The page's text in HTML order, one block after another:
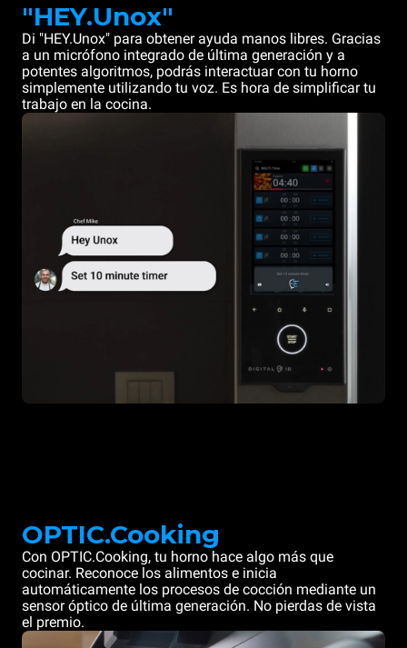
"HEY.Unox"
Di "HEY.Unox" para obtener ayuda manos libres. Gracias
a un micrófono integrado de última generación y a
potentes algoritmos, podrás interactuar con tu horno
simplemente utilizando tu voz. Es hora de simplificar tu
trabajo en la cocina.
OPTIC.Cooking
Con OPTIC.Cooking, tu horno hace algo más que
cocinar. Reconoce los alimentos e inicia
automáticamente los procesos de cocción mediante un
sensor óptico de última generación. No pierdas de vista
el premio.